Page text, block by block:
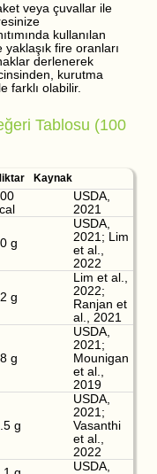
veya çuvallar ile
kullanılan
fire oranları
derlenerek
kurutma
farklı olabilir.
Tablosu (100
Kaynak
USDA,
2021
g
USDA,
2021; Lim
et al.,
2022
g
Lim et al.,
2022;
Ranjan et
al., 2021
g
USDA,
2021;
Mounigan
et al.,
2019
g
USDA,
2021;
Vasanthi
et al.,
2022
USDA,